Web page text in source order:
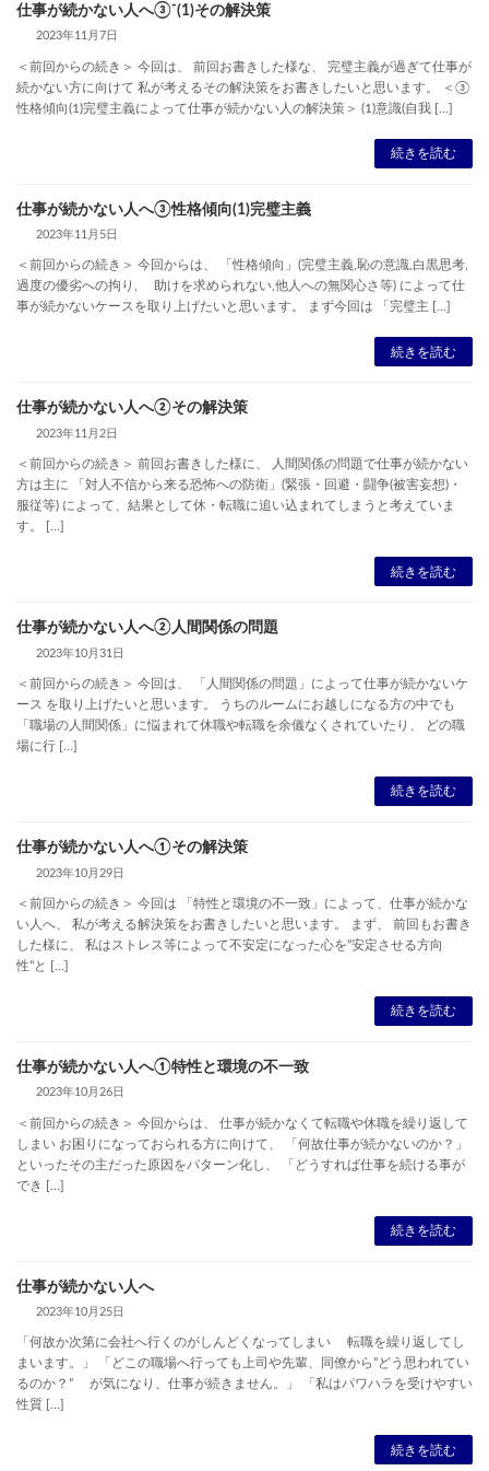
仕事が続かない人へ③⁻(1)その解決策
2023年11月7日
＜前回からの続き＞ 今回は、 前回お書きした様な、 完璧主義が過ぎて仕事が
続かない方に向けて 私が考えるその解決策をお書きしたいと思います。 ＜③
性格傾向(1)完璧主義によって仕事が続かない人の解決策＞ (1)意識(自我 […]
続きを読む
仕事が続かない人へ③性格傾向(1)完璧主義
2023年11月5日
＜前回からの続き＞ 今回からは、 「性格傾向」(完璧主義,恥の意識,白黒思考,
過度の優劣への拘り, 助けを求められない,他人への無関心さ等) によって仕
事が続かないケースを取り上げたいと思います。 まず今回は 「完璧主 […]
続きを読む
仕事が続かない人へ②その解決策
2023年11月2日
＜前回からの続き＞ 前回お書きした様に、 人間関係の問題で仕事が続かない
方は主に 「対人不信から来る恐怖への防衛」(緊張・回避・闘争(被害妄想)・
服従等) によって、結果として休・転職に追い込まれてしまうと考えていま
す。 […]
続きを読む
仕事が続かない人へ②人間関係の問題
2023年10月31日
＜前回からの続き＞ 今回は、 「人間関係の問題」によって仕事が続かないケ
ース を取り上げたいと思います。 うちのルームにお越しになる方の中でも
「職場の人間関係」に悩まれて休職や転職を余儀なくされていたり、 どの職
場に行 […]
続きを読む
仕事が続かない人へ①その解決策
2023年10月29日
＜前回からの続き＞ 今回は 「特性と環境の不一致」によって、仕事が続かな
い人へ、 私が考える解決策をお書きしたいと思います。 まず、 前回もお書き
した様に、 私はストレス等によって不安定になった心を”安定させる方向
性”と […]
続きを読む
仕事が続かない人へ①特性と環境の不一致
2023年10月26日
＜前回からの続き＞ 今回からは、 仕事が続かなくて転職や休職を繰り返して
しまい お困りになっておられる方に向けて、 「何故仕事が続かないのか？」
といったその主だった原因をパターン化し、 「どうすれば仕事を続ける事が
でき […]
続きを読む
仕事が続かない人へ
2023年10月25日
「何故か次第に会社へ行くのがしんどくなってしまい 転職を繰り返してし
まいます。」 「どこの職場へ行っても上司や先輩、同僚から”どう思われてい
るのか？” が気になり、仕事が続きません。」 「私はパワハラを受けやすい
性質 […]
続きを読む